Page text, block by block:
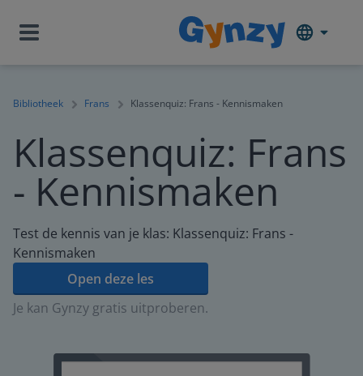
Bibliotheek Frans Klassenquiz: Frans - Kennismaken
Klassenquiz: Frans
- Kennismaken
Test de kennis van je klas: Klassenquiz: Frans -
Kennismaken
Open deze les
Je kan Gynzy gratis uitproberen.